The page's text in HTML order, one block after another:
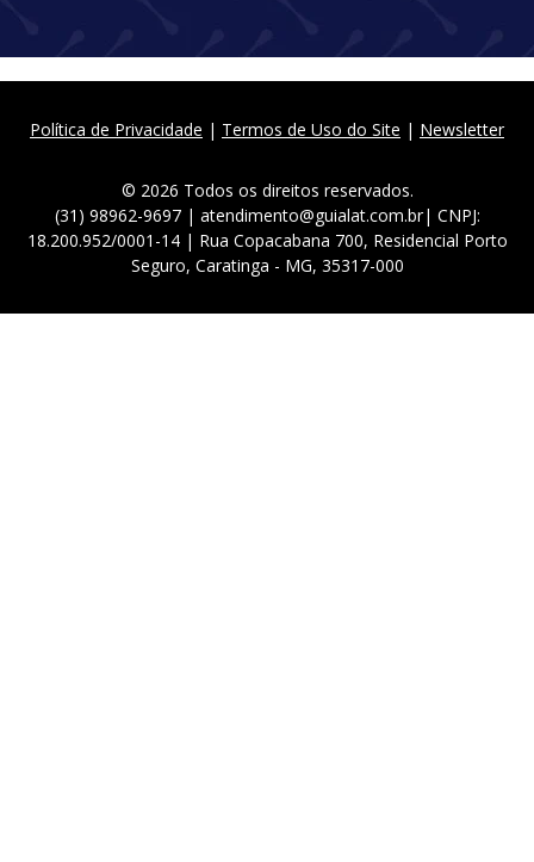
Política de Privacidade | Termos de Uso do Site | Newsletter
© 2026 Todos os direitos reservados.
(31) 98962-9697 | atendimento@guialat.com.br| CNPJ:
18.200.952/0001-14 | Rua Copacabana 700, Residencial Porto
Seguro, Caratinga - MG, 35317-000